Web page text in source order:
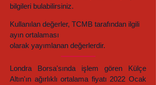
bilgileri bulabilirsiniz.
Kullanılan değerler, TCMB tarafından ilgili
ayın ortalaması
olarak yayımlanan değerlerdir.
Londra Borsa'sında işlem gören Külçe
Altın'ın ağırlıklı ortalama fiyatı 2022 Ocak